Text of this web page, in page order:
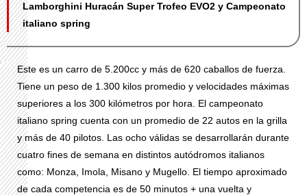
Lamborghini Huracán Super Trofeo EVO2 y Campeonato
italiano spring
Este es un carro de 5.200cc y más de 620 caballos de fuerza.
Tiene un peso de 1.300 kilos promedio y velocidades máximas
superiores a los 300 kilómetros por hora. El campeonato
italiano spring cuenta con un promedio de 22 autos en la grilla
y más de 40 pilotos. Las ocho válidas se desarrollarán durante
cuatro fines de semana en distintos autódromos italianos
como: Monza, Imola, Misano y Mugello. El tiempo aproximado
de cada competencia es de 50 minutos + una vuelta y